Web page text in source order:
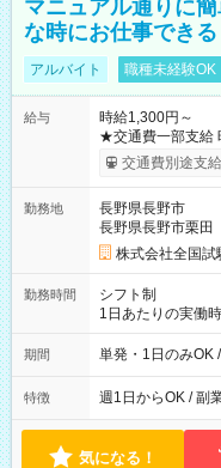
マニュアル通りに
な時にお仕事でき
アルバイト 職種未経験OK
給与
時給1,300円～
★交通費一部支給 時給1,300円～ ※試験・役割により手当あり
※勤務回数により
り！】 希望され
例】 ・河合塾模
×8時間＝日収
円の場合あり ・
円（役割手当＋100
間】試用期間なし
交通費別途支
勤務地
長野県長野市
長野県長野市栗田
株式会社全国試
勤務時間
シフト制
1日あたりの実働
間は 試験により
期間 単発・1日のみOK
特徴 週1日からOK / 副
気になる！